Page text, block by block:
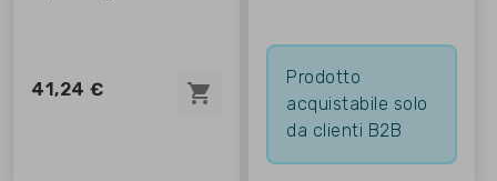
41,24 € shopping_cart
Prodotto
acquistabile solo
da clienti B2B